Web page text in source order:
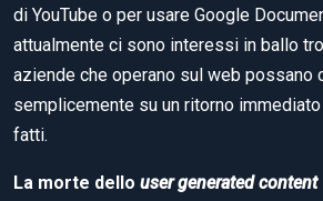
di YouTube o per usare Google
attualmente ci sono interessi in ballo
aziende che operano sul web possano
semplicemente su un ritorno
fatti.
La morte dello user generated content